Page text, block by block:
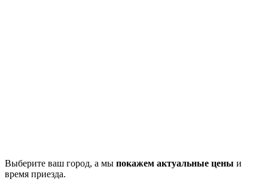
Выберите ваш город, а мы покажем актуальные цены и
время приезда.